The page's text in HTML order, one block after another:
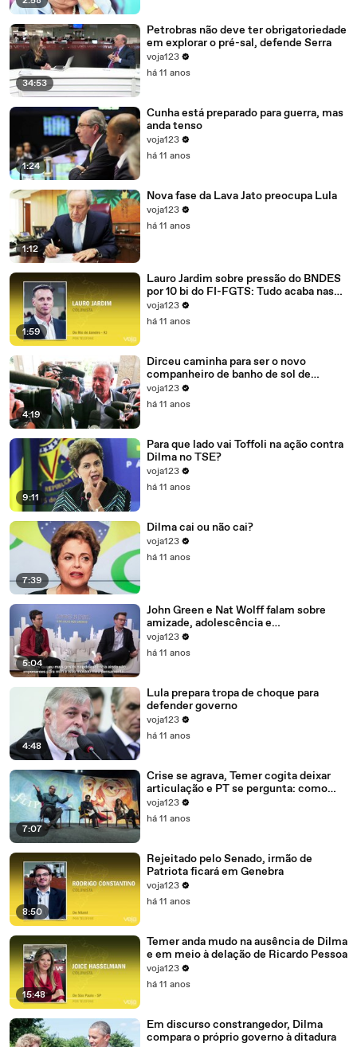
34:53
Petrobras não deve ter obrigatoriedade
em explorar o pré-sal, defende Serra
voja123
há 11 anos
1:24
Cunha está preparado para guerra, mas
anda tenso
voja123
há 11 anos
1:12
Nova fase da Lava Jato preocupa Lula
voja123
há 11 anos
1:59
Lauro Jardim sobre pressão do BNDES
por 10 bi do FI-FGTS: Tudo acaba nas
mãos de Cunha
voja123
há 11 anos
4:19
Dirceu caminha para ser o novo
companheiro de banho de sol de
Marcelo Odebrecht e Cia.
voja123
há 11 anos
9:11
Para que lado vai Toffoli na ação contra
Dilma no TSE?
voja123
há 11 anos
7:39
Dilma cai ou não cai?
voja123
há 11 anos
5:04
John Green e Nat Wolff falam sobre
amizade, adolescência e
amadurecimento
voja123
há 11 anos
4:48
Lula prepara tropa de choque para
defender governo
voja123
há 11 anos
7:07
Crise se agrava, Temer cogita deixar
articulação e PT se pergunta: como
recompor o governo?
voja123
há 11 anos
8:50
Rejeitado pelo Senado, irmão de
Patriota ficará em Genebra
voja123
há 11 anos
15:48
Temer anda mudo na ausência de Dilma
e em meio à delação de Ricardo Pessoa
voja123
há 11 anos
Em discurso constrangedor, Dilma
compara o próprio governo à ditadura